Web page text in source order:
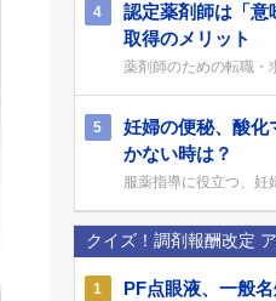
4
認定薬剤師は「意
取得のメリット
薬剤師のための転職・
5
妊婦の便秘、酸化
かない時は？
服薬指導に役立つ、妊
クイズ！調剤報酬改定
1
PF点眼液、一般